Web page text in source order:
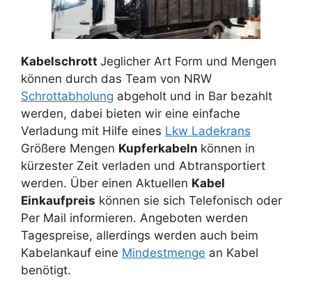
Kabelschrott Jeglicher Art Form und Mengen
können durch das Team von NRW
Schrottabholung abgeholt und in Bar bezahlt
werden, dabei bieten wir eine einfache
Verladung mit Hilfe eines Lkw Ladekrans
Größere Mengen Kupferkabeln können in
kürzester Zeit verladen und Abtransportiert
werden. Über einen Aktuellen Kabel
Einkaufpreis können sie sich Telefonisch oder
Per Mail informieren. Angeboten werden
Tagespreise, allerdings werden auch beim
Kabelankauf eine Mindestmenge an Kabel
benötigt.